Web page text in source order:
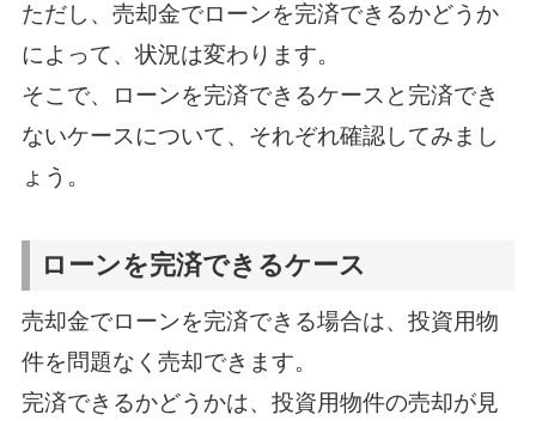
ただし、売却金でローンを完済できるかどうか
によって、状況は変わります。
そこで、ローンを完済できるケースと完済でき
ないケースについて、それぞれ確認してみまし
ょう。
ローンを完済できるケース
売却金でローンを完済できる場合は、投資用物
件を問題なく売却できます。
完済できるかどうかは、投資用物件の売却が見